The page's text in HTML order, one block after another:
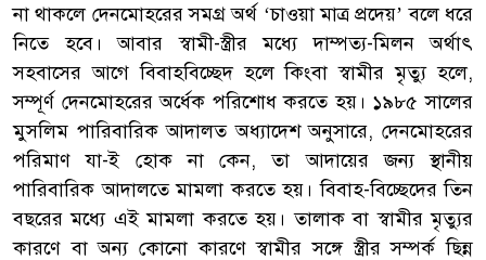
না থাকলে দেনমোহরের সমগ্র অর্থ ‘চাওয়া মাত্র প্রদেয়’ বলে ধরে
নিতে হবে। আবার স্বামী-স্ত্রীর মধ্যে দাম্পত্য-মিলন অর্থাৎ
সহবাসের আগে বিবাহবিচ্ছেদ হলে কিংবা স্বামীর মৃত্যু হলে,
সম্পূর্ণ দেনমোহরের অর্ধেক পরিশোধ করতে হয়। ১৯৮৫ সালের
মুসলিম পারিবারিক আদালত অধ্যাদেশ অনুসারে, দেনমোহরের
পরিমাণ যা-ই হোক না কেন, তা আদায়ের জন্য স্থানীয়
পারিবারিক আদালতে মামলা করতে হয়। বিবাহ-বিচ্ছেদের তিন
বছরের মধ্যে এই মামলা করতে হয়। তালাক বা স্বামীর মৃত্যুর
কারণে বা অন্য কোনো কারণে স্বামীর সঙ্গে স্ত্রীর সম্পর্ক ছিন্ন